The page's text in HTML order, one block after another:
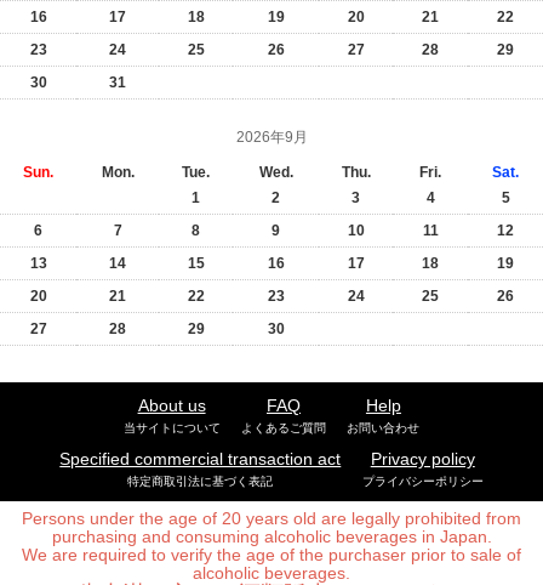
16
17 18 19 20 21
22
23
24 25 26 27 28
29
30
31
2026年9月
Sun. Mon. Tue. Wed. Thu. Fri.
Sat.
1
2 3 4
5
6
7 8 9 10 11
12
13
14 15 16 17 18
19
20
21 22 23 24 25
26
27
28 29 30
About us
当サイトについて
FAQ
よくあるご質問
Help
お問い合わせ
Specified commercial transaction act
特定商取引法に基づく表記
Privacy policy
プライバシーポリシー
Persons under the age of 20 years old are legally prohibited from
purchasing and consuming alcoholic beverages in Japan.
We are required to verify the age of the purchaser prior to sale of
alcoholic beverages.